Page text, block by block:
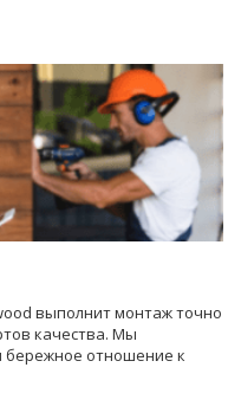
выполнит монтаж точно
качества. Мы
бережное отношение к